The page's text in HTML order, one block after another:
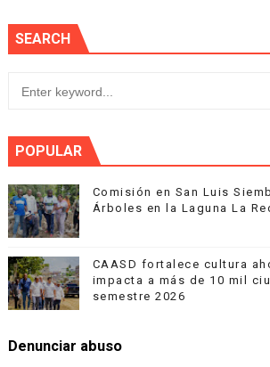
SEARCH
POPULAR
Comisión en San Luis
Árboles en la Laguna La
CAASD fortalece cultura
impacta a más de 10 mil
semestre 2026
Denunciar abuso